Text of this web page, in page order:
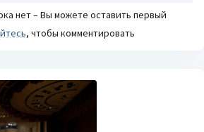
нет – Вы можете оставить первый
, чтобы комментировать